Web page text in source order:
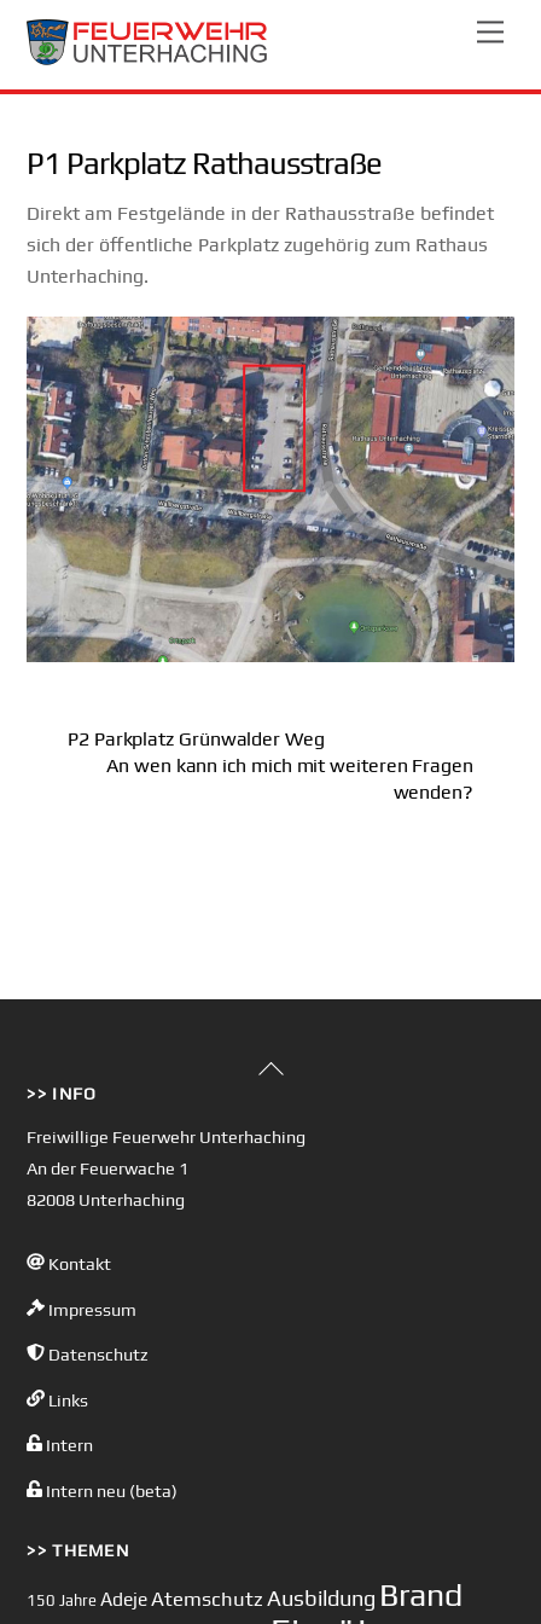
Skip
P1 Parkplatz Rathausstraße
Direkt am Festgelände in der Rathausstraße befindet
sich der öffentliche Parkplatz zugehörig zum Rathaus
Unterhaching.
P2 Parkplatz Grünwalder Weg
An wen kann ich mich mit weiteren Fragen
wenden?
Back
>> INFO
Freiwillige Feuerwehr Unterhaching
An der Feuerwache 1
82008 Unterhaching
Kontakt
Impressum
Datenschutz
Links
Intern
Intern neu (beta)
>> THEMEN
150 Jahre AdejeAtemschutz Ausbildung Brand